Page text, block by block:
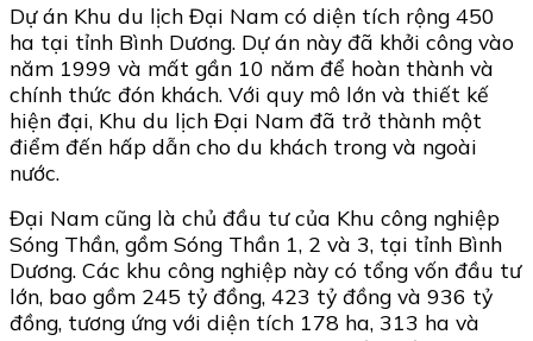
Dự án Khu du lịch Đại Nam có diện tích rộng 450
ha tại tỉnh Bình Dương. Dự án này đã khởi công vào
năm 1999 và mất gần 10 năm để hoàn thành và
chính thức đón khách. Với quy mô lớn và thiết kế
hiện đại, Khu du lịch Đại Nam đã trở thành một
điểm đến hấp dẫn cho du khách trong và ngoài
nước.
Đại Nam cũng là chủ đầu tư của Khu công nghiệp
Sóng Thần, gồm Sóng Thần 1, 2 và 3, tại tỉnh Bình
Dương. Các khu công nghiệp này có tổng vốn đầu tư
lớn, bao gồm 245 tỷ đồng, 423 tỷ đồng và 936 tỷ
đồng, tương ứng với diện tích 178 ha, 313 ha và